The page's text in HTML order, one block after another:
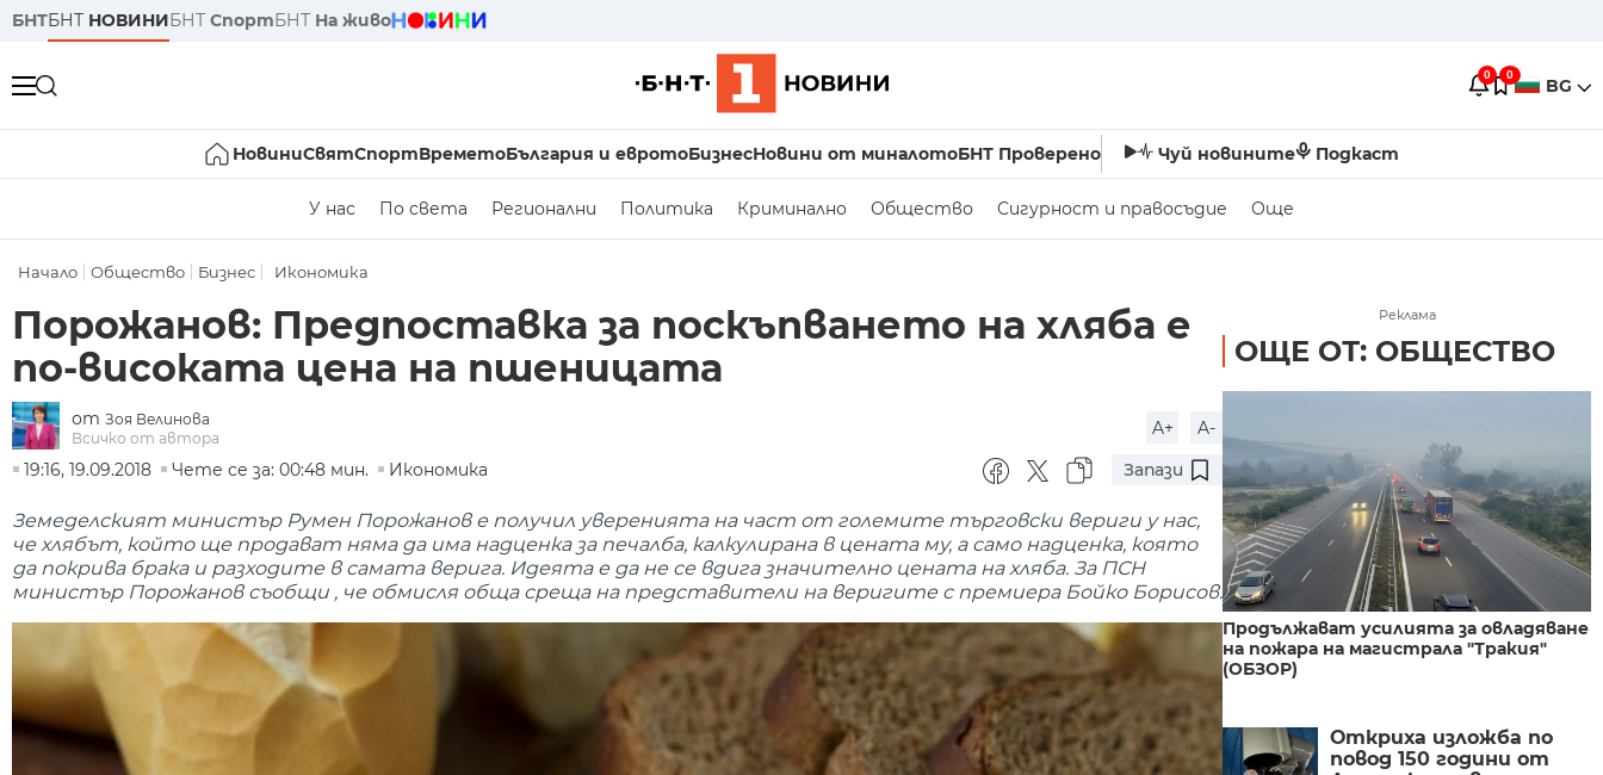
БНТБНТ НОВИНИБНТ СпортБНТ На живо
0 0 BG
НовиниСвятСпортВреметоБългария и евротоБизнесНовини от миналотоБНТ Проверено Чуй новините Подкаст
У нас По света Регионални Политика Криминално Общество Сигурност и правосъдие Още
Начало Общество Бизнес Икономика
Порожанов: Предпоставка за поскъпването на хляба е
по-високата цена на пшеницата
от Зоя Велинова
Всичко от автора
A+
A-
19:16, 19.09.2018
Чете се за: 00:48 мин. Икономика Запази
Земеделският министър Румен Порожанов е получил уверенията на част от големите търговски вериги у нас,
че хлябът, който ще продават няма да има надценка за печалба, калкулирана в цената му, а само надценка, която
да покрива брака и разходите в самата верига. Идеята е да не се вдига значително цената на хляба. За ПСН
министър Порожанов съобщи , че обмисля обща среща на представители на веригите с премиера Бойко Борисов.
Реклама
ОЩЕ ОТ: ОБЩЕСТВО
Продължават усилията за овладяване
на пожара на магистрала "Тракия"
(ОБЗОР)
Откриха изложба по
повод 150 години от